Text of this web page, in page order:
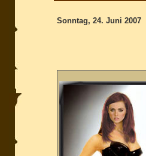
Sonntag, 24. Juni 2007